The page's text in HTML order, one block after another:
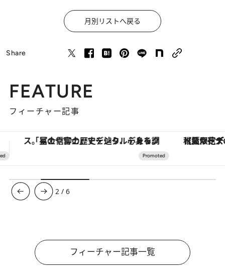
月別リストへ戻る
Share
FEATURE
フィーチャー記事
【夏限定ディナーコース】旬を迎える稚鮎や花ズッキーニなどをイタリア・トスカーナの郷土料理の手法で満喫！ ヴァシュロン・コンスタンタ
3 /6
フィーチャー記事一覧